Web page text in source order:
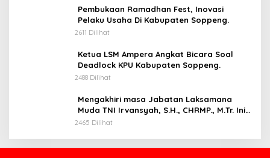
Pembukaan Ramadhan Fest, Inovasi
Pelaku Usaha Di Kabupaten Soppeng.
2611 Dilihat
Ketua LSM Ampera Angkat Bicara Soal
Deadlock KPU Kabupaten Soppeng.
2488 Dilihat
Mengakhiri masa Jabatan Laksamana
Muda TNI Irvansyah, S.H., CHRMP., M.Tr. Ini
Pesannya.
2465 Dilihat